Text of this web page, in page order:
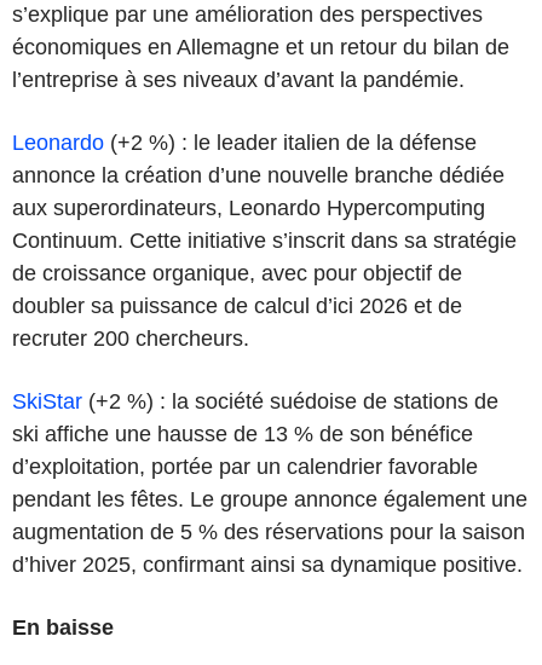
s’explique par une amélioration des perspectives
économiques en Allemagne et un retour du bilan de
l’entreprise à ses niveaux d’avant la pandémie.
Leonardo (+2 %) : le leader italien de la défense
annonce la création d’une nouvelle branche dédiée
aux superordinateurs, Leonardo Hypercomputing
Continuum. Cette initiative s’inscrit dans sa stratégie
de croissance organique, avec pour objectif de
doubler sa puissance de calcul d’ici 2026 et de
recruter 200 chercheurs.
SkiStar (+2 %) : la société suédoise de stations de
ski affiche une hausse de 13 % de son bénéfice
d’exploitation, portée par un calendrier favorable
pendant les fêtes. Le groupe annonce également une
augmentation de 5 % des réservations pour la saison
d’hiver 2025, confirmant ainsi sa dynamique positive.
En baisse